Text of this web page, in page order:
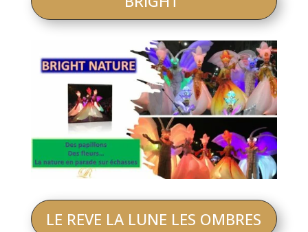
LE REVE LA LUNE LES OMBRES